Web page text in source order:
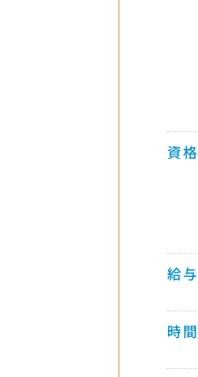
資格
給与
時間